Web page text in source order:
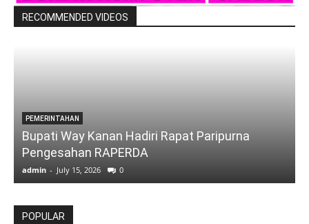
RECOMMENDED VIDEOS
PEMERINTAHAN
Bupati Way Kanan Hadiri Rapat Paripurna
Pengesahan RAPERDA
admin - July 15, 2026 0
POPULAR